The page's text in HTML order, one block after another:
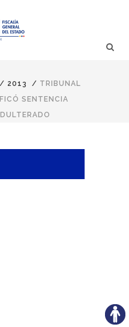
/ 2013 / TRIBUNAL
SENTENCIA